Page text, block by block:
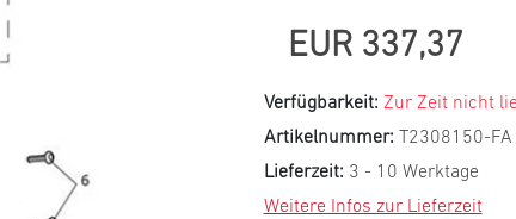
EUR 337,37
Verfügbarkeit: Zur Zeit nicht
Artikelnummer: T2308150-FA
Lieferzeit: 3 - 10 Werktage
Weitere Infos zur Lieferzeit